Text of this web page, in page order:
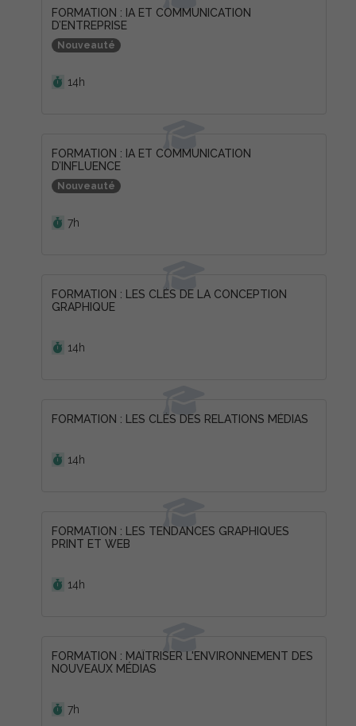
FORMATION : IA ET COMMUNICATION
D’ENTREPRISE
Nouveauté
14h
FORMATION : IA ET COMMUNICATION
D’INFLUENCE
Nouveauté
7h
FORMATION : LES CLÉS DE LA CONCEPTION
GRAPHIQUE
14h
FORMATION : LES CLÉS DES RELATIONS MÉDIAS
14h
FORMATION : LES TENDANCES GRAPHIQUES
PRINT ET WEB
14h
FORMATION : MAÎTRISER L'ENVIRONNEMENT DES
NOUVEAUX MÉDIAS
7h